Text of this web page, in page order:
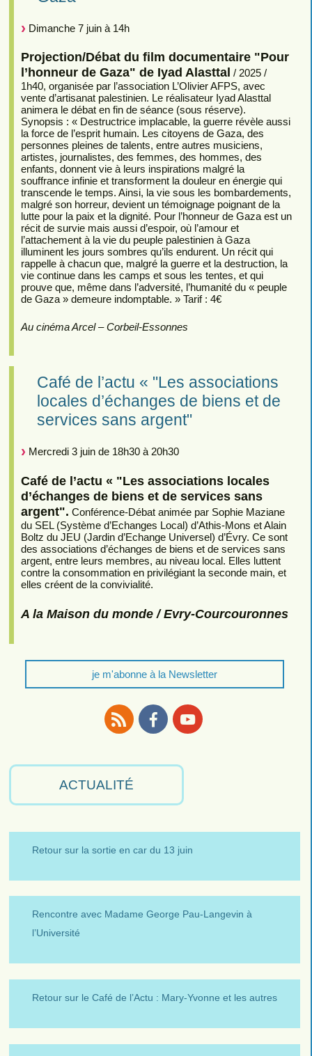
Dimanche 7 juin à 14h
Projection/Débat du film documentaire "Pour
l’honneur de Gaza" de Iyad Alasttal / 2025 /
1h40, organisée par l’association L’Olivier AFPS, avec
vente d’artisanat palestinien. Le réalisateur Iyad Alasttal
animera le débat en fin de séance (sous réserve).
Synopsis : « Destructrice implacable, la guerre révèle aussi
la force de l’esprit humain. Les citoyens de Gaza, des
personnes pleines de talents, entre autres musiciens,
artistes, journalistes, des femmes, des hommes, des
enfants, donnent vie à leurs inspirations malgré la
souffrance infinie et transforment la douleur en énergie qui
transcende le temps. Ainsi, la vie sous les bombardements,
malgré son horreur, devient un témoignage poignant de la
lutte pour la paix et la dignité. Pour l’honneur de Gaza est un
récit de survie mais aussi d’espoir, où l’amour et
l’attachement à la vie du peuple palestinien à Gaza
illuminent les jours sombres qu’ils endurent. Un récit qui
rappelle à chacun que, malgré la guerre et la destruction, la
vie continue dans les camps et sous les tentes, et qui
prouve que, même dans l’adversité, l’humanité du « peuple
de Gaza » demeure indomptable. » Tarif : 4€
Au cinéma Arcel – Corbeil-Essonnes
Café de l’actu « "Les associations
locales d’échanges de biens et de
services sans argent"
Mercredi 3 juin de 18h30 à 20h30
Café de l’actu « "Les associations locales
d’échanges de biens et de services sans
argent". Conférence-Débat animée par Sophie Maziane
du SEL (Système d’Echanges Local) d’Athis-Mons et Alain
Boltz du JEU (Jardin d’Echange Universel) d’Évry. Ce sont
des associations d’échanges de biens et de services sans
argent, entre leurs membres, au niveau local. Elles luttent
contre la consommation en privilégiant la seconde main, et
elles créent de la convivialité.
A la Maison du monde / Evry-Courcouronnes
je m'abonne à la Newsletter
ACTUALITÉ
Retour sur la sortie en car du 13 juin
Rencontre avec Madame George Pau-Langevin à
l’Université
Retour sur le Café de l’Actu : Mary-Yvonne et les autres